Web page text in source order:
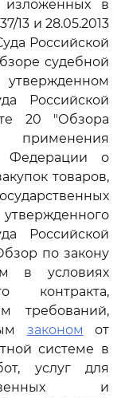
изложенных в
13 и 28.05.2013
Российской
судебной
Российской
20 "Обзора
Федерации о
товаров,
Российской
по закону
в условиях
контракта,
требований,
законом от
системе в
услуг для
и